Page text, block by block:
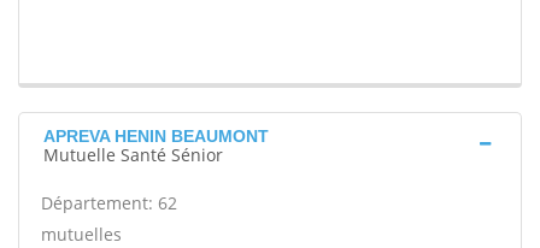
APREVA HENIN BEAUMONT
Mutuelle Santé Sénior
Département: 62
mutuelles